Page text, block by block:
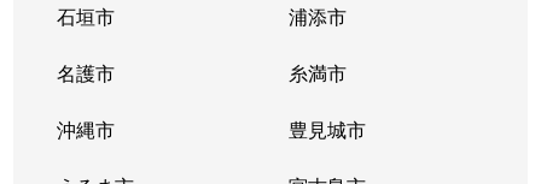
石垣市 浦添市
名護市 糸満市
沖縄市 豊見城市